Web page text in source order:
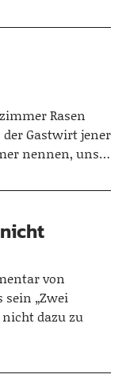
Rasen
Gastwirt jener
nennen, uns…
von
„Zwei
dazu zu